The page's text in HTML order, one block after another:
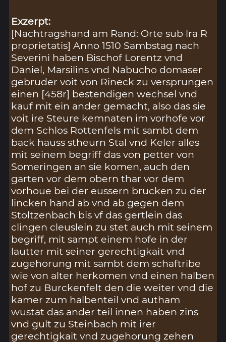
Exzerpt:
[Nachtragshand am Rand: Orte sub lra R
proprietatis] Anno 1510 Sambstag nach
Severini haben Bischof Lorentz vnd
Daniel, Marsilins vnd Nabucho domaser
gebruder voit von Rineck zu versprungen
einen [458r] bestendigen wechsel vnd
kauf mit ein ander gemacht, also das sie
voit ire Steure kemnaten im vorhofe vor
dem Schlos Rottenfels mit sambt dem
back hauss stheurn Stal vnd Keler alles
mit seinem begriff das von petter von
Someringen an sie komen, auch den
garten vor dem obern thar vor dem
vorhoue bei der eussern brucken zu der
lincken hand ab vnd ab gegen dem
Stoltzenbach bis vf das gertlein das
clingen cleuslein zu stet auch mit seinem
begriff, mit sampt einem hofe in der
lautter mit seiner gerechtigkait vnd
zugehorung mit sambt dem schaftribe
wie von alter herkomen vnd einen halben
hof zu Burckenfelt den die weiter vnd die
kamer zum halbenteil vnd autham
wustat das ander teil innen haben zins
vnd gult zu Steinbach mit irer
gerechtigkait vnd zugehorung zehen